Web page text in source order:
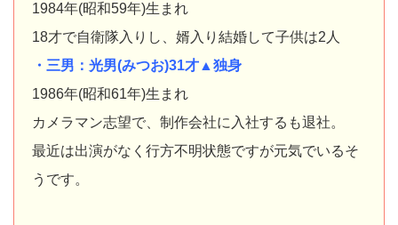
1984年(昭和59年)生まれ
18才で自衛隊入りし、婿入り結婚して子供は2人
・三男：光男(みつお)31才▲独身
1986年(昭和61年)生まれ
カメラマン志望で、制作会社に入社するも退社。
最近は出演がなく行方不明状態ですが元気でいるそ
うです。